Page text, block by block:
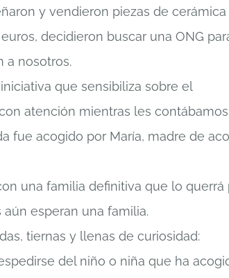
y vendieron piezas de cerámica
decidieron buscar una ONG
a nosotros.
que sensibiliza sobre el
atención mientras les
fue acogido por María, madre de
una familia definitiva que lo querrá
esperan una familia.
tiernas y llenas de curiosidad:
del niño o niña que ha